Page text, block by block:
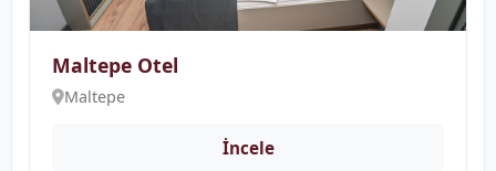
Maltepe Otel
Maltepe
İncele